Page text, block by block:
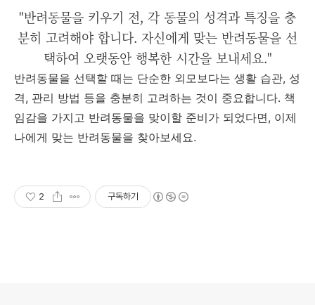
"반려동물을 키우기 전, 각 동물의 성격과 특징을 충
분히 고려해야 합니다. 자신에게 맞는 반려동물을 선
택하여 오랫동안 행복한 시간을 보내세요."
반려동물을 선택할 때는 단순한 외모보다는 생활 습관, 성
격, 관리 방법 등을 충분히 고려하는 것이 중요합니다. 책
임감을 가지고 반려동물을 맞이할 준비가 되었다면, 이제
나에게 맞는 반려동물을 찾아보세요.
2 구독하기